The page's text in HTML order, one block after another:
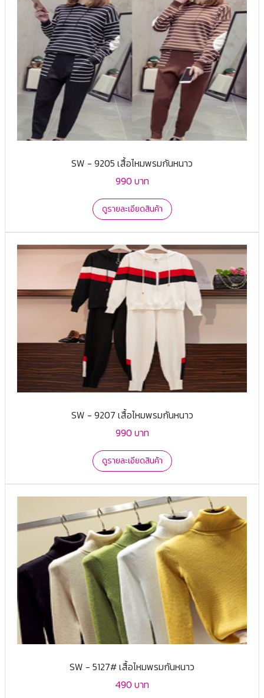
SW - 9205 เสื้อไหมพรมกันหนาว
990 บาท
ดูรายละเอียดสินค้า
SW - 9207 เสื้อไหมพรมกันหนาว
990 บาท
ดูรายละเอียดสินค้า
SW - 5127# เสื้อไหมพรมกันหนาว
490 บาท